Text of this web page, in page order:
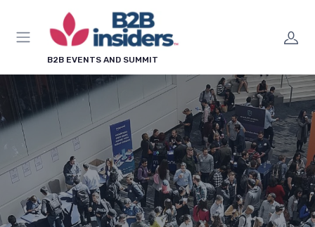
B2B EVENTS AND SUMMIT
Panneau de gestion des cookies